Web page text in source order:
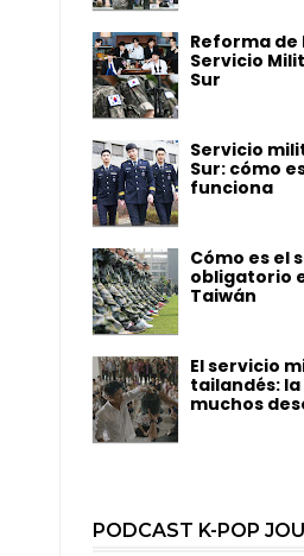
Reforma de
Servicio
Sur
Servicio
Sur: cómo
funciona
Cómo es el
obligatorio
Taiwán
El servicio
tailandés:
muchos
PODCAST K-POP